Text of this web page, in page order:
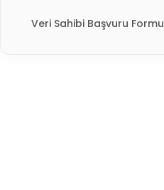
Veri Sahibi Başvuru Formu